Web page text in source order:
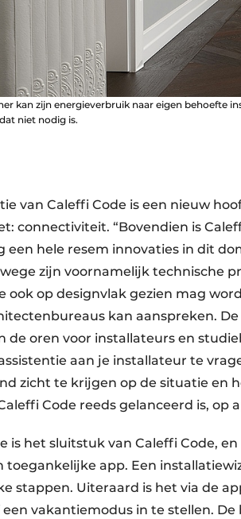
kan zijn energieverbruik naar eigen behoefte
niet nodig is.
van Caleffi Code is een nieuw
connectiviteit. “Bovendien is
een hele resem innovaties in dit
zijn voornamelijk technische
ook op designvlak gezien mag
kan aanspreken.
de oren voor installateurs en
aan je installateur te
zicht te krijgen op de situatie en
Code reeds gelanceerd is, op
is het sluitstuk van Caleffi Code,
toegankelijke app. Een
stappen. ­Uiteraard is het via de
een vakantiemodus in te stellen.